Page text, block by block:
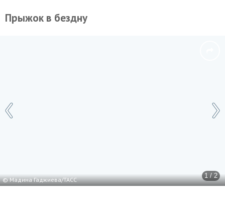
Прыжок в бездну
1 / 2
© Мадина Гаджиева/ТАСС